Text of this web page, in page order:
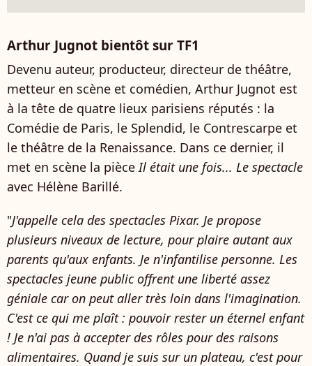
Arthur Jugnot bientôt sur TF1
Devenu auteur, producteur, directeur de théâtre,
metteur en scène et comédien, Arthur Jugnot est
à la tête de quatre lieux parisiens réputés : la
Comédie de Paris, le Splendid, le Contrescarpe et
le théâtre de la Renaissance. Dans ce dernier, il
met en scène la pièce Il était une fois... Le spectacle
avec Hélène Barillé.
"J'appelle cela des spectacles Pixar. Je propose
plusieurs niveaux de lecture, pour plaire autant aux
parents qu'aux enfants. Je n'infantilise personne. Les
spectacles jeune public offrent une liberté assez
géniale car on peut aller très loin dans l'imagination.
C'est ce qui me plaît : pouvoir rester un éternel enfant
! Je n'ai pas à accepter des rôles pour des raisons
alimentaires. Quand je suis sur un plateau, c'est pour